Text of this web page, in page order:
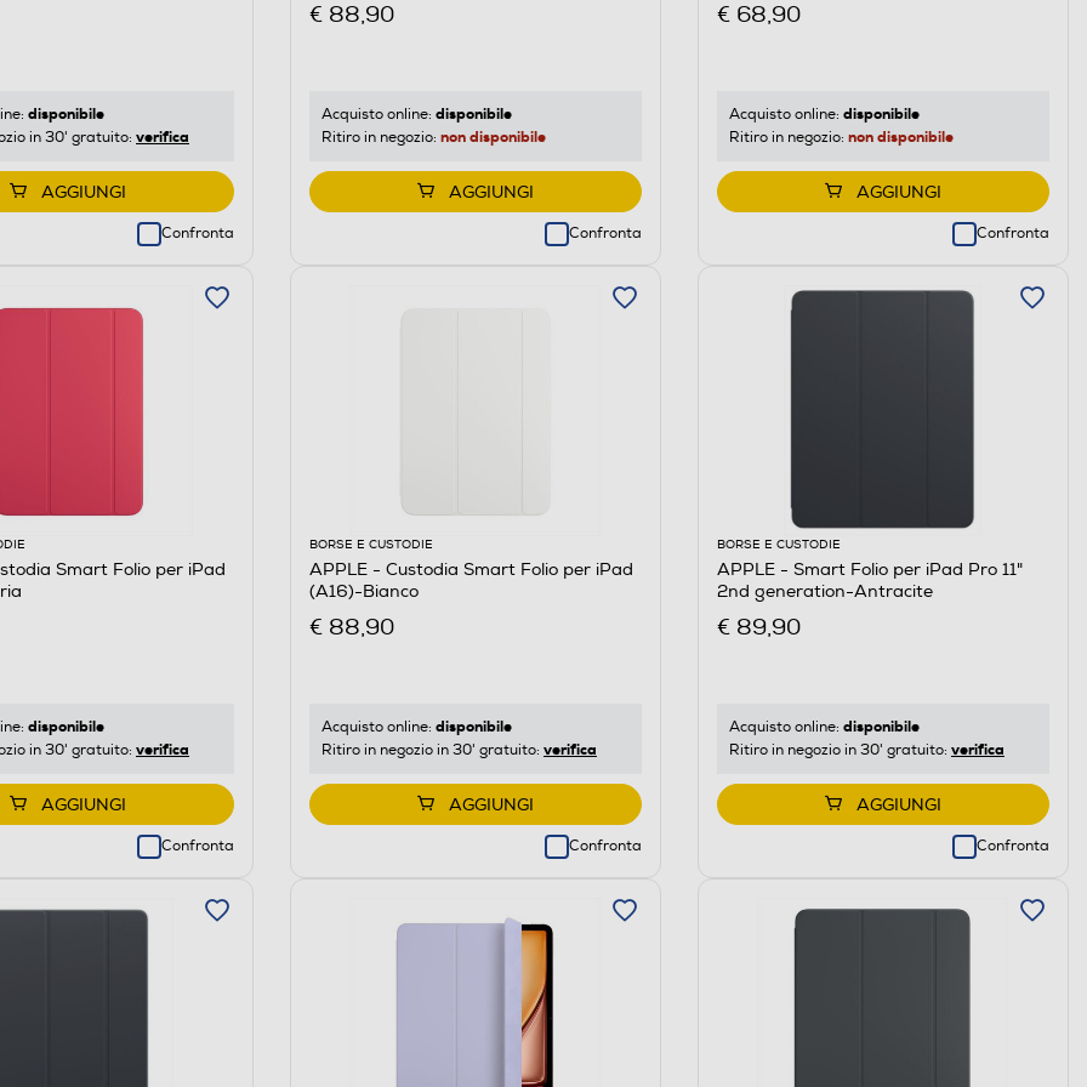
disponibile
in 30' gratuito: verifica
AGGIUNGI
Confronta
€ 88,90
Acquisto online: disponibile
Ritiro in negozio: non disponibile
AGGIUNGI
Confronta
€ 68,90
Acquisto online: disponibile
Ritiro in negozio: non disponibile
AGGIUNGI
Confronta
Smart Folio per iPad
disponibile
in 30' gratuito: verifica
AGGIUNGI
Confronta
BORSE E CUSTODIE
APPLE - Custodia Smart Folio per iPad
(A16)-Bianco
€ 88,90
Acquisto online: disponibile
Ritiro in negozio in 30' gratuito: verifica
AGGIUNGI
Confronta
BORSE E CUSTODIE
APPLE - Smart Folio per iPad Pro 11"
2nd generation-Antracite
€ 89,90
Acquisto online: disponibile
Ritiro in negozio in 30' gratuito: verifica
AGGIUNGI
Confronta